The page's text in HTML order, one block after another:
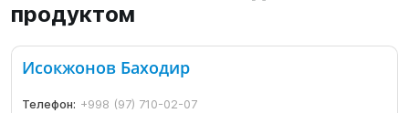
продуктом
Исокжонов Баходир
Телефон: +998 (97) 710-02-07